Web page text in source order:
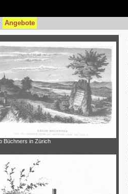
Angebote
Büchners in Zürich